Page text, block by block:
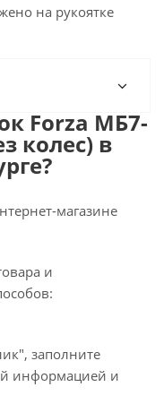
на рукоятке
Forza МБ7-
колес) в
магазине
и
заполните
информацией и